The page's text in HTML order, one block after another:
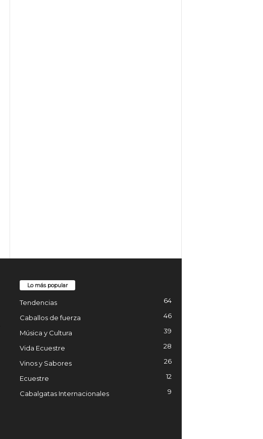
Lo más popular
Tendencias 64
Caballos de fuerza 46
Música y Cultura 39
Vida Ecuestre 28
Vinos y Sabores 26
Ecuestre 12
Cabalgatas Internacionales 9